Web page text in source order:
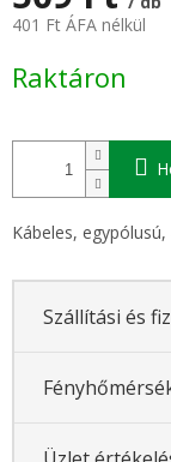
401 Ft ÁFA nélkül
Raktáron
Kábeles,
Szállítási és